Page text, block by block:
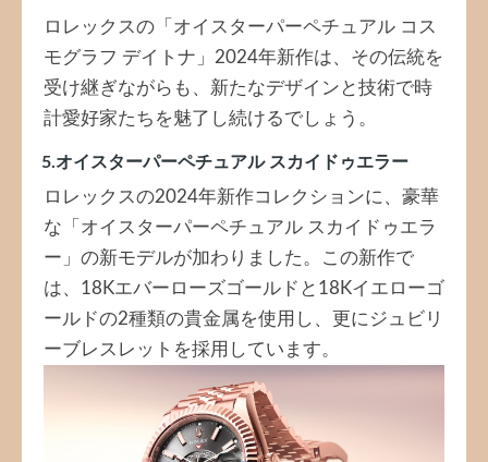
ロレックスの「オイスターパーペチュアル コス
モグラフ デイトナ」2024年新作は、その伝統を
受け継ぎながらも、新たなデザインと技術で時
計愛好家たちを魅了し続けるでしょう。
5.オイスターパーペチュアル スカイドゥエラー
ロレックスの2024年新作コレクションに、豪華
な「オイスターパーペチュアル スカイドゥエラ
ー」の新モデルが加わりました。この新作で
は、18Kエバーローズゴールドと18Kイエローゴ
ールドの2種類の貴金属を使用し、更にジュビリ
ーブレスレットを採用しています。